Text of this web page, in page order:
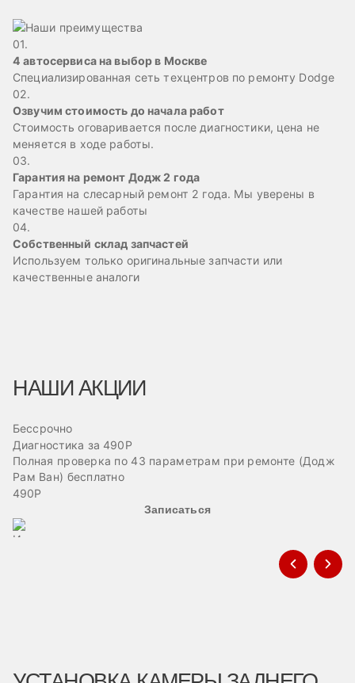
01.
4 автосервиса на выбор в Москве
Специализированная сеть техцентров по ремонту Dodge
02.
Озвучим стоимость до начала работ
Стоимость оговаривается после диагностики, цена не
меняется в ходе работы.
03.
Гарантия на ремонт Додж 2 года
Гарантия на слесарный ремонт 2 года. Мы уверены в
качестве нашей работы
04.
Собственный склад запчастей
Используем только оригинальные запчасти или
качественные аналоги
НАШИ АКЦИИ
Бессрочно
Диагностика за 490Р
Полная проверка по 43 параметрам при ремонте (Додж
Рам Ван) бесплатно
490Р
Записаться